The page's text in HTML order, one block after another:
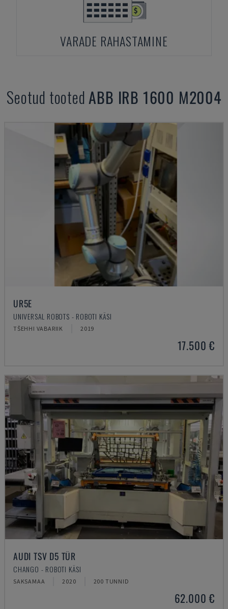
VARADE RAHASTAMINE
Seotud tootedABB IRB 1600 M2004
UR5E
UNIVERSAL ROBOTS - ROBOTI KÄSI
TŠEHHI VABARIIK 2019
17.500 €
AUDI TSV D5 TÜR
CHANGO - ROBOTI KÄSI
SAKSAMAA 2020 200 TUNNID
62.000 €